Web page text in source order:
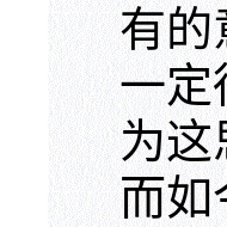
有的
一定
为
而如